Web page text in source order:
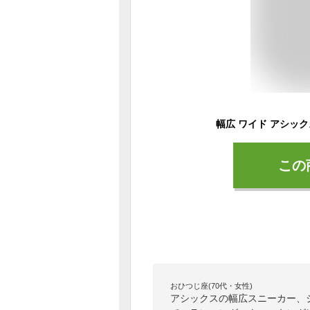
こ
おひつじ座(70代・女性)
アシックスの幅広スニーカー